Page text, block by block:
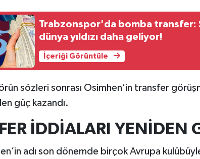
Trabzonspor'da bomba transfer:
dünya yıldızı daha geliyor!
İçeriği Görüntüle
sözleri sonrası Osimhen’in transfer
güç kazandı.
İDDİALARI YENİDEN
adı son dönemde birçok Avrupa